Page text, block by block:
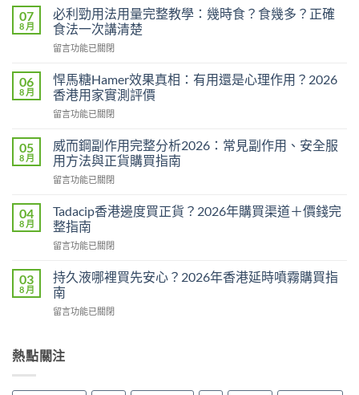
07
8 月
必利勁用法用量完整教學：幾時食？食幾多？正確
食法一次講清楚
在
利
勁
用
法
量
完
整
教
幾
時
食
多？
正
確
一
次
清
留言功能已關閉
06
8 月
悍馬糖Hamer效果真相：有用還是心理作用？2026
香港用家實測評價
在
馬
糖
Hamer
效
真
相：
用
是
心
作
香
留言功能已關閉
05
8 月
威而鋼副作用完整分析2026：常見副作用、安全服
用方法與正貨購買指南
在
而
鋼
副
作
完
整
分
析
見
留言功能已關閉
04
8 月
Tadacip香港邊度買正貨？2026年購買渠道＋價錢完
整指南
在
香
港
邊
度
貨？
留言功能已關閉
03
8 月
持久液哪裡買先安心？2026年香港延時噴霧購買指
南
在
液
哪
買
留言功能已關閉
熱點關注